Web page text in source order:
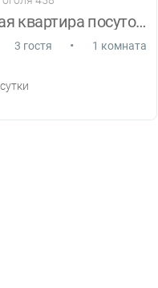
1 комнатная квартира посуточно
3 гостя • 1 комната